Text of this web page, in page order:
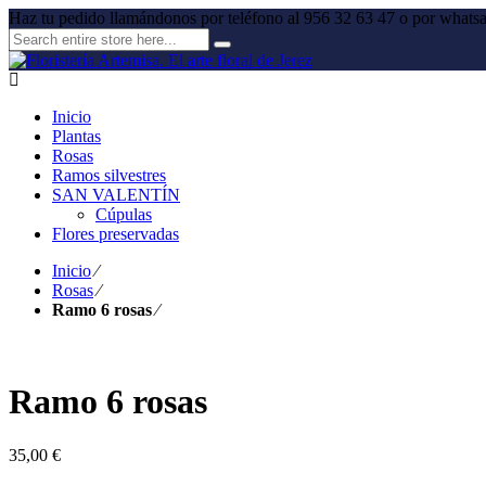
Haz tu pedido llamándonos por teléfono al 956 32 63 47 o por
Inicio
Plantas
Rosas
Ramos silvestres
SAN VALENTÍN
Cúpulas
Flores preservadas
Inicio⁄
Rosas⁄
Ramo 6 rosas⁄
Ramo 6 rosas
35,00 €